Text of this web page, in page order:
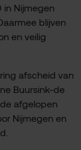
in Nijmegen
blijven
en veilig
afscheid van
Buursink-de
afgelopen
Nijmegen en